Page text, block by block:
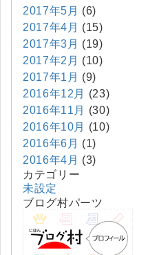
2017年5月 (6)
2017年4月 (15)
2017年3月 (19)
2017年2月 (10)
2017年1月 (9)
2016年12月
(23)
2016年11月
(30)
2016年10月
(10)
2016年6月 (1)
2016年4月 (3)
カテゴリー
未設定
ブログ村パーツ